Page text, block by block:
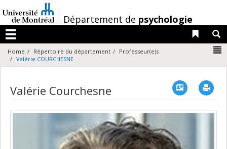
au
contenu
/Département de psychologie
Menu
Liens
Home Répertoire du département
Professeur(e)s
Valérie COURCHESNE
Valérie Courchesne Vcard